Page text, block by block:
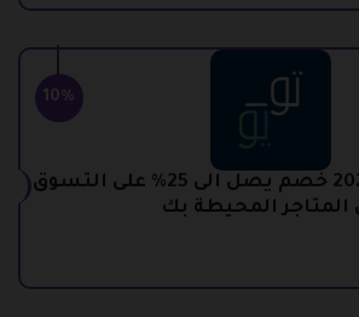
10%
كود خصم تويو 2026 خصم يصل الى 25% على التسوق
المتاجر المحيطة بك